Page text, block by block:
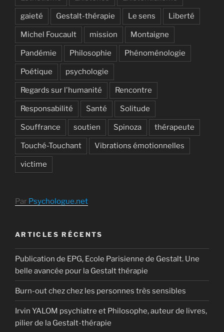
gaieté Gestalt-thérapie Le sens Liberté
Michel Foucault mission Montaigne
Pandémie Philosophie Phénoménologie
Poétique psychologie
Regards sur l'humanité Rencontre
Responsabilité Santé Solitude
Souffrance soutien Spinoza thérapeute
Touché-Touchant Vibrations émotionnelles
victime
Par Psychologue.net
ARTICLES RÉCENTS
Publication de EPG, Ecole Parisienne de Gestalt. Une
belle avancée pour la Gestalt thérapie
Burn-out chez chez les personnes très sensibles
Irvin YALOM psychiatre et Philosophe, auteur de livres,
pilier de la Gestalt-thérapie